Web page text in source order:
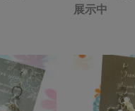
展示中